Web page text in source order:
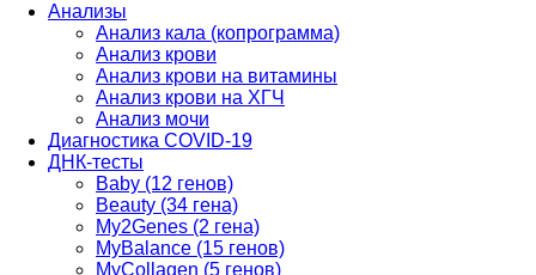
Анализы
Анализ кала (копрограмма)
Анализ крови
Анализ крови на витамины
Анализ крови на ХГЧ
Анализ мочи
Диагностика COVID-19
ДНК-тесты
Baby (12 генов)
Beauty (34 гена)
My2Genes (2 гена)
MyBalance (15 генов)
MyCollagen (5 генов)